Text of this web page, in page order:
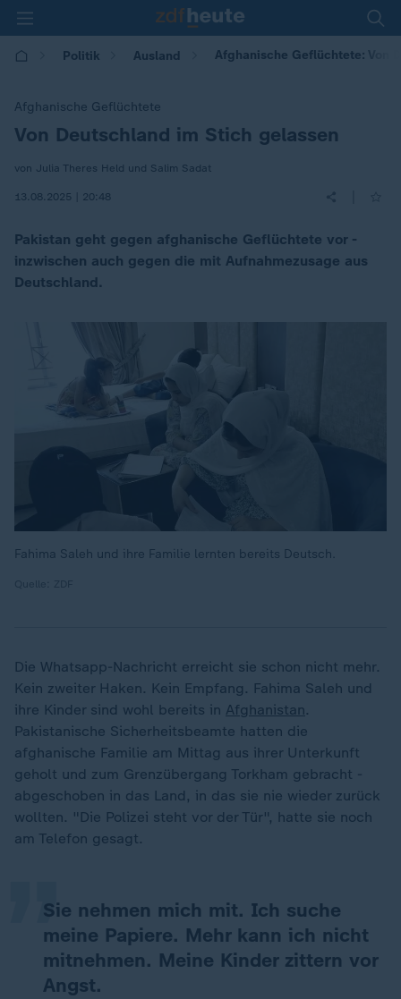
Politik Ausland Afghanische Geflüchtete: Von
Afghanische Geflüchtete
:
Von Deutschland im Stich gelassen
von Julia Theres Held und Salim Sadat
13.08.2025 | 20:48
Pakistan geht gegen afghanische Geflüchtete vor -
inzwischen auch gegen die mit Aufnahmezusage aus
Deutschland.
Fahima Saleh und ihre Familie lernten bereits Deutsch.
Die Whatsapp-Nachricht erreicht sie schon nicht mehr.
Kein zweiter Haken. Kein Empfang. Fahima Saleh und
ihre Kinder sind wohl bereits in Afghanistan.
Pakistanische Sicherheitsbeamte hatten die
afghanische Familie am Mittag aus ihrer Unterkunft
geholt und zum Grenzübergang Torkham gebracht -
abgeschoben in das Land, in das sie nie wieder zurück
wollten. "Die Polizei steht vor der Tür", hatte sie noch
am Telefon gesagt.
Sie nehmen mich mit. Ich suche
meine Papiere. Mehr kann ich nicht
mitnehmen. Meine Kinder zittern vor
Angst.
„